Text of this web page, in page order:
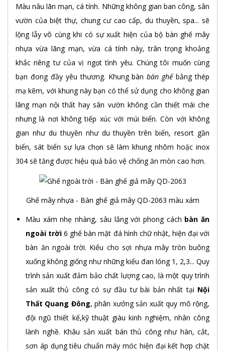
Màu nâu lãn mạn, cá tính. Những không gian ban công, sân
vườn của biệt thự, chung cư cao cấp, du thuyền, spa... sẽ
lộng lẫy vô cùng khi có sự xuất hiện của bộ bàn ghế mây
nhựa vừa lãng mạn, vừa cá tính này, trân trọng khoảng
khắc riêng tư của vị ngọt tình yêu. Chúng tôi muốn cùng
bạn đong đầy yêu thương. Khung bànbàn ghếbằng thép
mạ kẽm, với khung này bạn có thể sử dụng cho không gian
lãng mạn nội thất hay sân vườn không cần thiết mái che
nhưng là nơi không tiếp xúc với múi biển. Còn với không
gian như du thuyền như du thuyền trên biển, resort gần
biển, sát biển sự lựa chọn sẽ làm khung nhôm hoặc inox
304 sẽ tăng được hiệu quả bảo vệ chống ăn mòn cao hơn.
Ghế mây nhựa - Bàn ghế giả mây QD-2063 màu xám
Màu xám nhẹ nhàng, sâu lắng với phong cách bàn ăn
ngoài trời 6 ghế bàn mặt đá hình chữ nhật, hiện đại với
bàn ăn ngoài trời. Kiểu cho sợi nhựa mây tròn buông
xuống không giống như những kiểu đan lóng 1, 2,3... Quy
trình sản xuất đảm bảo chất lượng cao, là một quy trình
sản xuất thủ công có sự đầu tư bài bản nhất tại Nội
Thất Quang Đông, phân xưởng sản xuất quy mô rộng,
đội ngũ thiết kế,kỹ thuật giàu kinh nghiệm, nhân công
lành nghề. Khâu sản xuất bán thủ công như hàn, cắt,
sơn áp dụng tiêu chuẩn máy móc hiện đại kết hợp chặt